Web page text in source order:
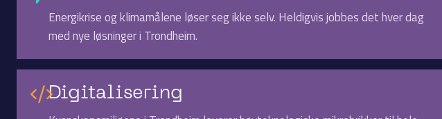
Energikrise og klimamålene løser seg ikke selv. Heldigvis jobbes det hver dag
med nye løsninger i Trondheim.
Digitalisering